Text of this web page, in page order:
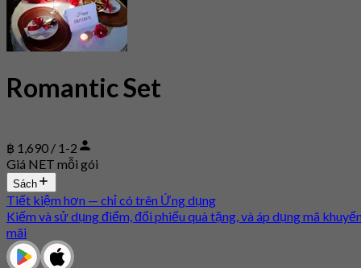
Romantic Set
฿ 1,690 / 1-2
Giá NET mỗi gói
Sách
Tiết kiệm hơn — chỉ có trên Ứng dụng
Kiếm và sử dụng điểm, đổi phiếu quà tặng, và áp dụng mã
mãi